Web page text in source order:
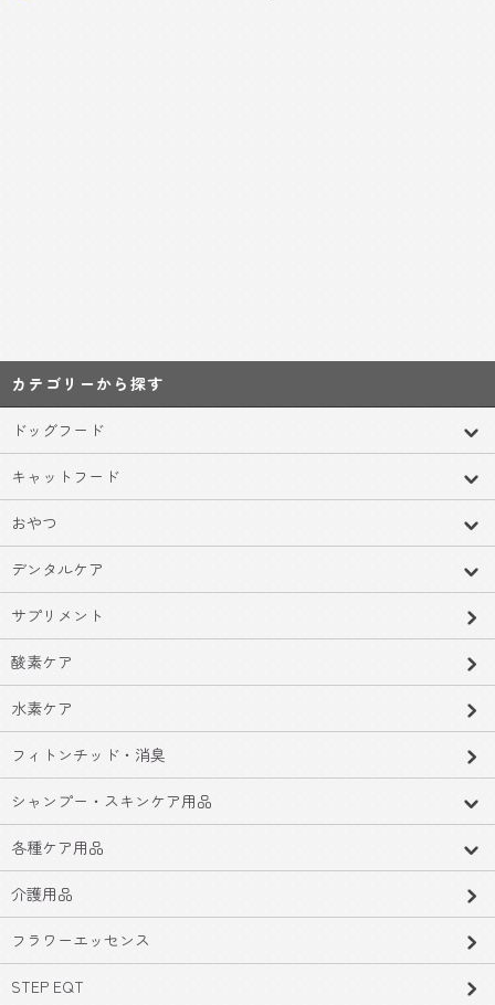
カテゴリーから探す
ドッグフード
キャットフード
おやつ
デンタルケア
サプリメント
酸素ケア
水素ケア
フィトンチッド・消臭
シャンプー・スキンケア用品
各種ケア用品
介護用品
フラワーエッセンス
STEP EQT